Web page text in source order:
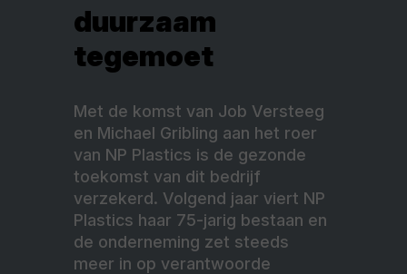
duurzaam
tegemoet
Met de komst van Job Versteeg
en Michael Gribling aan het roer
van NP Plastics is de gezonde
toekomst van dit bedrijf
verzekerd. Volgend jaar viert NP
Plastics haar 75-jarig bestaan en
de onderneming zet steeds
meer in op verantwoorde